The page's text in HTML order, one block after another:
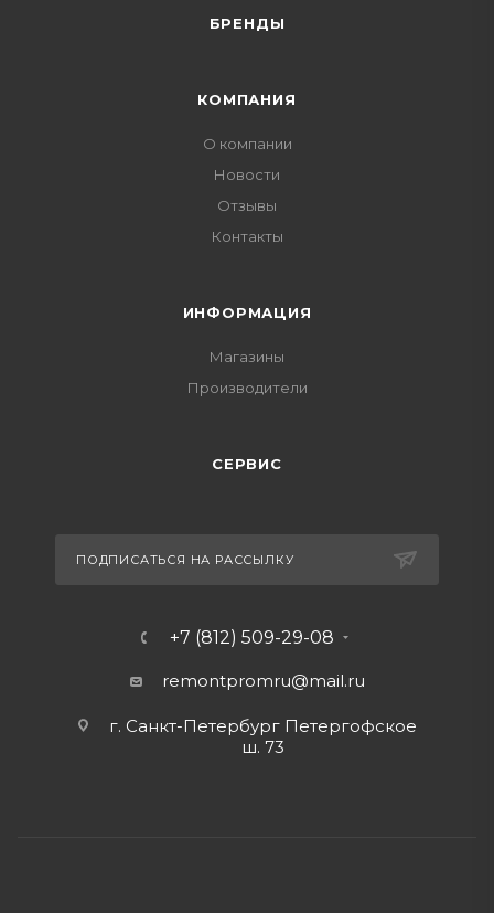
БРЕНДЫ
КОМПАНИЯ
О компании
Новости
Отзывы
Контакты
ИНФОРМАЦИЯ
Магазины
Производители
СЕРВИС
ПОДПИСАТЬСЯ НА РАССЫЛКУ
+7 (812) 509-29-08
remontpromru@mail.ru
г. Санкт-Петербург Петергофское
ш. 73